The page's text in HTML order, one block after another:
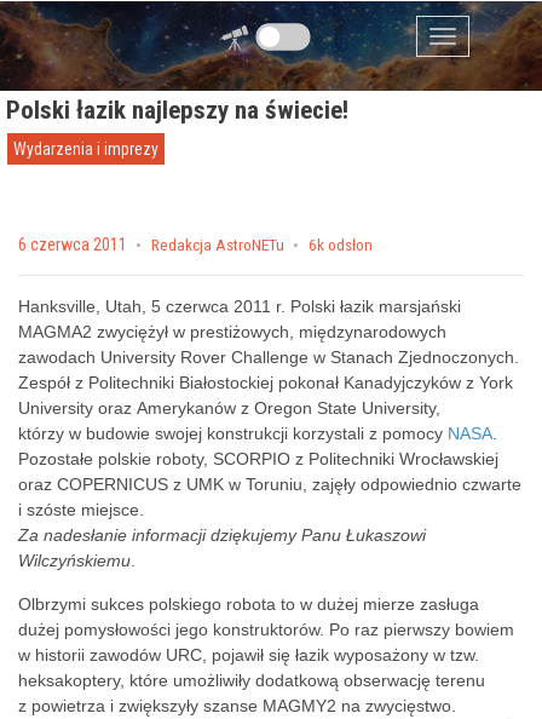
Przejdź do zawartości
Menu
Polski łazik najlepszy na świecie!
Wydarzenia i imprezy
Posted on
6 czerwca 2011 by Redakcja AstroNETu 6k odsłon
Hanksville, Utah, 5 czerwca 2011 r. Polski łazik marsjański
MAGMA2 zwyciężył w prestiżowych, międzynarodowych
zawodach University Rover Challenge w Stanach Zjednoczonych.
Zespół z Politechniki Białostockiej pokonał Kanadyjczyków z York
University oraz Amerykanów z Oregon State University,
którzy w budowie swojej konstrukcji korzystali z pomocy NASA
Pozostałe polskie roboty, SCORPIO z Politechniki Wrocławskiej
oraz COPERNICUS z UMK w Toruniu, zajęły odpowiednio czwarte
i szóste miejsce.
Za nadesłanie informacji dziękujemy Panu Łukaszowi
Wilczyńskiemu
Olbrzymi sukces polskiego robota to w dużej mierze zasługa
dużej pomysłowości jego konstruktorów. Po raz pierwszy bowiem
w historii zawodów URC, pojawił się łazik wyposażony w tzw.
heksakoptery, które umożliwiły dodatkową obserwację terenu
z powietrza i zwiększyły szanse MAGMY2 na zwycięstwo.